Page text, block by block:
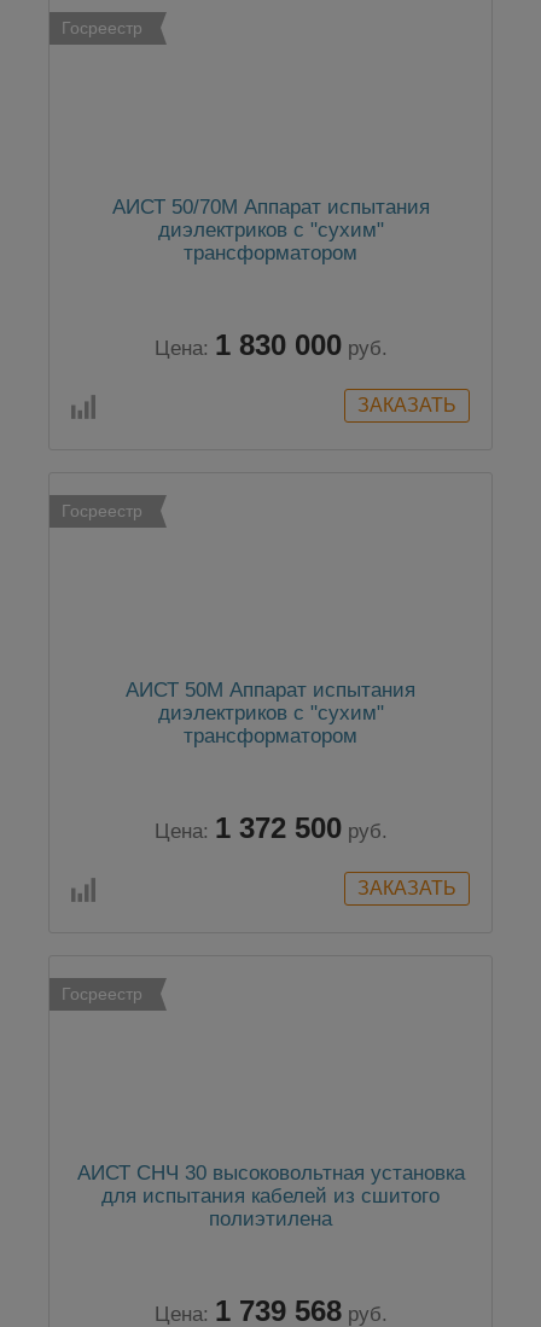
Госреестр
АИСТ 50/70М Аппарат испытания
диэлектриков с "сухим"
трансформатором
Цена: 1 830 000 руб.
Госреестр
АИСТ 50М Аппарат испытания
диэлектриков с "сухим"
трансформатором
Цена: 1 372 500 руб.
Госреестр
АИСТ СНЧ 30 высоковольтная установка
для испытания кабелей из сшитого
полиэтилена
Цена: 1 739 568 руб.